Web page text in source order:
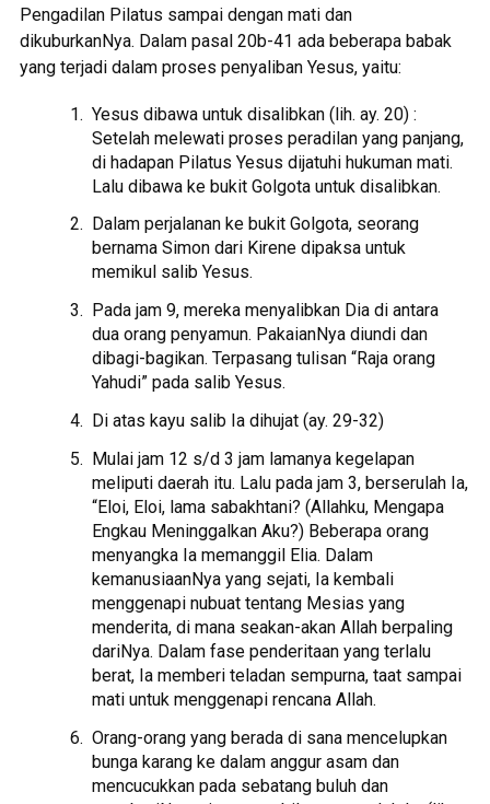
Pengadilan Pilatus sampai dengan mati dan
dikuburkanNya. Dalam pasal 20b-41 ada beberapa babak
yang terjadi dalam proses penyaliban Yesus, yaitu:
Yesus dibawa untuk disalibkan (lih. ay. 20) :
Setelah melewati proses peradilan yang panjang,
di hadapan Pilatus Yesus dijatuhi hukuman mati.
Lalu dibawa ke bukit Golgota untuk disalibkan.
Dalam perjalanan ke bukit Golgota, seorang
bernama Simon dari Kirene dipaksa untuk
memikul salib Yesus.
Pada jam 9, mereka menyalibkan Dia di antara
dua orang penyamun. PakaianNya diundi dan
dibagi-bagikan. Terpasang tulisan “Raja orang
Yahudi” pada salib Yesus.
Di atas kayu salib Ia dihujat (ay. 29-32)
Mulai jam 12 s/d 3 jam lamanya kegelapan
meliputi daerah itu. Lalu pada jam 3, berserulah Ia,
“Eloi, Eloi, lama sabakhtani? (Allahku, Mengapa
Engkau Meninggalkan Aku?) Beberapa orang
menyangka Ia memanggil Elia. Dalam
kemanusiaanNya yang sejati, Ia kembali
menggenapi nubuat tentang Mesias yang
menderita, di mana seakan-akan Allah berpaling
dariNya. Dalam fase penderitaan yang terlalu
berat, Ia memberi teladan sempurna, taat sampai
mati untuk menggenapi rencana Allah.
Orang-orang yang berada di sana mencelupkan
bunga karang ke dalam anggur asam dan
mencucukkan pada sebatang buluh dan